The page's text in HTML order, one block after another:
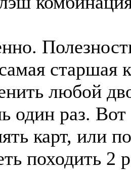
старшая
любой
один раз. Вот
карт, или
походить 2